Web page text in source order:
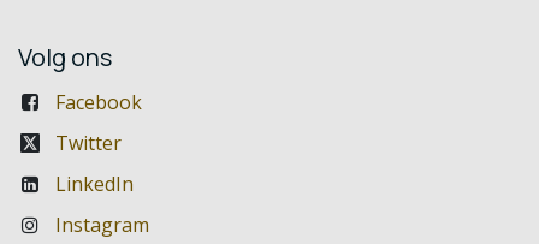
Volg ons
Facebook
Twitter
LinkedIn
Instagram